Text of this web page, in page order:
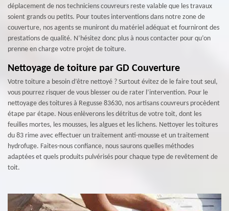
déplacement de nos techniciens couvreurs reste valable que les travaux
soient grands ou petits. Pour toutes interventions dans notre zone de
couverture, nos agents se muniront du matériel adéquat et fourniront des
prestations de qualité. N’hésitez donc plus à nous contacter pour qu’on
prenne en charge votre projet de toiture.
Nettoyage de toiture par GD Couverture
Votre toiture a besoin d’être nettoyé ? Surtout évitez de le faire tout seul,
vous pourrez risquer de vous blesser ou de rater l’intervention. Pour le
nettoyage des toitures à Regusse 83630, nos artisans couvreurs procèdent
étape par étape. Nous enlèverons les détritus de votre toit, dont les
feuilles mortes, les mousses, les algues et les lichens. Nettoyer les toitures
du 83 rime avec effectuer un traitement anti-mousse et un traitement
hydrofuge. Faites-nous confiance, nous saurons quelles méthodes
adaptées et quels produits pulvérisés pour chaque type de revêtement de
toit.